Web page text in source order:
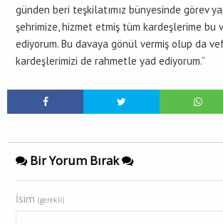
günden beri teşkilatımız bünyesinde görev
şehrimize, hizmet etmiş tüm kardeşlerime bu
ediyorum. Bu davaya gönül vermiş olup da
kardeşlerimizi de rahmetle yad ediyorum.”
Bir Yorum Bırak
İsim (gerekli)